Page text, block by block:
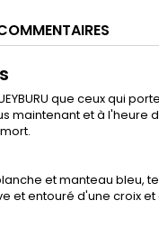
que ceux qui
maintenant et à
et manteau bleu,
et entouré d'une croix